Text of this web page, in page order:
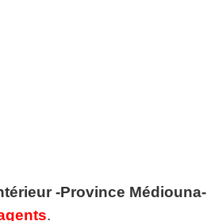
-Province Médiouna-
.